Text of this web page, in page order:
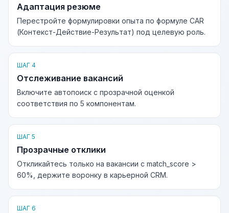
Адаптация резюме
Перестройте формулировки опыта по формуле CAR
(Контекст-Действие-Результат) под целевую роль.
ШАГ 4
Отслеживание вакансий
Включите автопоиск с прозрачной оценкой
соответствия по 5 компонентам.
ШАГ 5
Прозрачные отклики
Откликайтесь только на вакансии с match_score >
60%, держите воронку в карьерной CRM.
ШАГ 6